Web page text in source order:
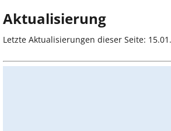
Aktualisierung
Letzte Aktualisierungen dieser Seite: